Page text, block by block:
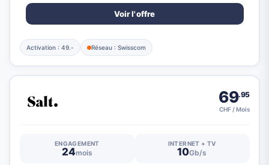
Voir l'offre
Activation : 49.- Réseau : Swisscom
69.95
CHF / Mois
ENGAGEMENT
24mois
INTERNET + TV
10Gb/s